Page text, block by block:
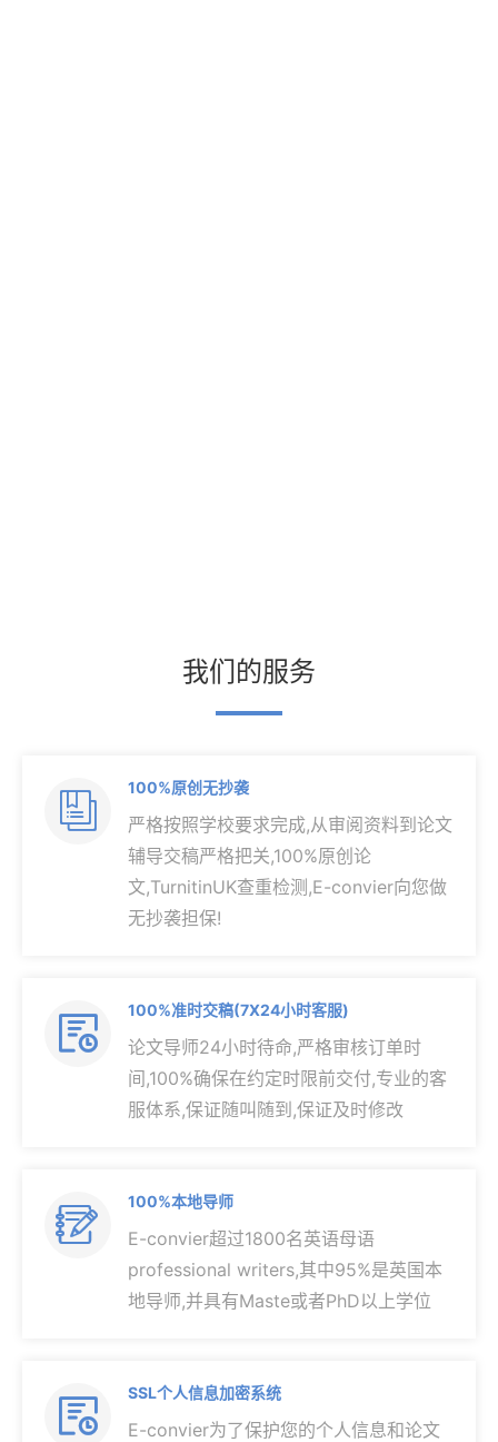
我们的服务

100%原创无抄袭
严格按照学校要求完成,从审阅资料到论文
辅导交稿严格把关,100%原创论
文,TurnitinUK查重检测,E-convier向您做
无抄袭担保!

100%准时交稿(7X24小时客服)
论文导师24小时待命,严格审核订单时
间,100%确保在约定时限前交付,专业的客
服体系,保证随叫随到,保证及时修改

100%本地导师
E-convier超过1800名英语母语
professional writers,其中95%是英国本
地导师,并具有Maste或者PhD以上学位

SSL个人信息加密系统
E-convier为了保护您的个人信息和论文